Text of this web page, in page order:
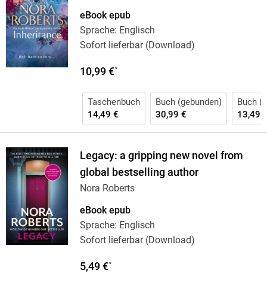
eBook epub
Sprache: Englisch
Sofort lieferbar (Download)
10,99 €*
Taschenbuch
14,49 €
Buch (gebunden)
30,99 €
Buch
13,49
Legacy: a gripping new novel from
global bestselling author
Nora Roberts
eBook epub
Sprache: Englisch
Sofort lieferbar (Download)
5,49 €*